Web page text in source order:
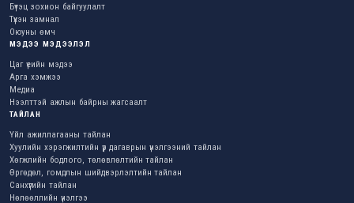
Бүтэц зохион байгуулалт
Түүхэн замнал
Оюуны өмч
МЭДЭЭ МЭДЭЭЛЭЛ
Цаг үеийн мэдээ
Арга хэмжээ
Медиа
Нээлттэй ажлын байрны жагсаалт
ТАЙЛАН
Үйл ажиллагааны тайлан
Хуулийн хэрэгжилтийн үр дагаврын үнэлгээний тайлан
Хөгжлийн бодлого, төлөвлөлтийн тайлан
Өргөдөл, гомдлын шийдвэрлэлтийн тайлан
Санхүүгийн тайлан
Нөлөөллийн үнэлгээ